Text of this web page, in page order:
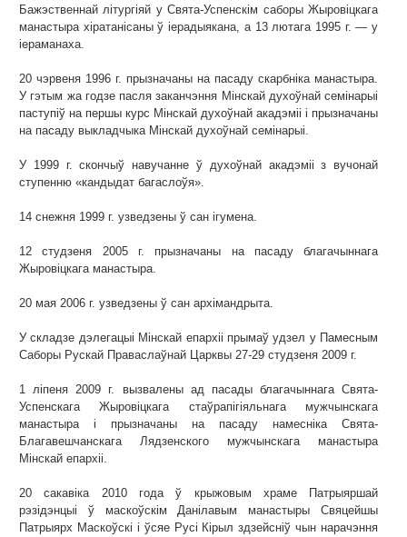
Бажэственнай літургіяй у Свята-Успенскім саборы Жыровіцкага
манастыра хіратанісаны ў іерадыякана, а 13 лютага 1995 г. — у
іераманаха.
20 чэрвеня 1996 г. прызначаны на пасаду скарбніка манастыра.
У гэтым жа годзе пасля заканчэння Мінскай духоўнай семінарыі
паступіў на першы курс Мінскай духоўнай акадэміі і прызначаны
на пасаду выкладчыка Мінскай духоўнай семінарыі.
У 1999 г. скончыў навучанне ў духоўнай акадэміі з вучонай
ступенню «кандыдат багаслоўя».
14 снежня 1999 г. узведзены ў сан ігумена.
12 студзеня 2005 г. прызначаны на пасаду благачыннага
Жыровіцкага манастыра.
20 мая 2006 г. узведзены ў сан архімандрыта.
У складзе дэлегацыі Мінскай епархіі прымаў удзел у Памесным
Саборы Рускай Праваслаўнай Царквы 27-29 студзеня 2009 г.
1 ліпеня 2009 г. вызвалены ад пасады благачыннага Свята-
Успенскага Жыровіцкага стаўрапігіяльнага мужчынскага
манастыра і прызначаны на пасаду намесніка Свята-
Благавешчанскага Лядзенского мужчынскага манастыра
Мінскай епархіі.
20 сакавіка 2010 года ў крыжовым храме Патрыяршай
рэзідэнцыі ў маскоўскім Данілавым манастыры Свяцейшы
Патрыярх Маскоўскі і ўсяе Русі Кірыл здзейсніў чын нарачэння